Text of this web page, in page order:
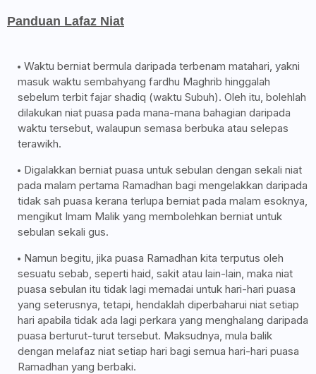
Panduan Lafaz Niat
Waktu berniat bermula daripada terbenam matahari, yakni
masuk waktu sembahyang fardhu Maghrib hinggalah
sebelum terbit fajar shadiq (waktu Subuh). Oleh itu, bolehlah
dilakukan niat puasa pada mana-mana bahagian daripada
waktu tersebut, walaupun semasa berbuka atau selepas
terawikh.
Digalakkan berniat puasa untuk sebulan dengan sekali niat
pada malam pertama Ramadhan bagi mengelakkan daripada
tidak sah puasa kerana terlupa berniat pada malam esoknya,
mengikut Imam Malik yang membolehkan berniat untuk
sebulan sekali gus.
Namun begitu, jika puasa Ramadhan kita terputus oleh
sesuatu sebab, seperti haid, sakit atau lain-lain, maka niat
puasa sebulan itu tidak lagi memadai untuk hari-hari puasa
yang seterusnya, tetapi, hendaklah diperbaharui niat setiap
hari apabila tidak ada lagi perkara yang menghalang daripada
puasa berturut-turut tersebut. Maksudnya, mula balik
dengan melafaz niat setiap hari bagi semua hari-hari puasa
Ramadhan yang berbaki.